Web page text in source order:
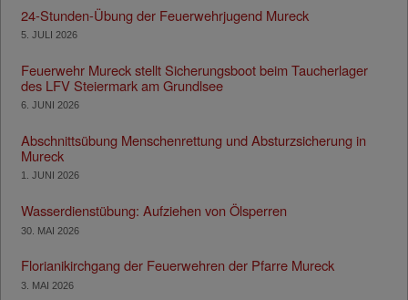
24-Stunden-Übung der Feuerwehrjugend Mureck
5. JULI 2026
Feuerwehr Mureck stellt Sicherungsboot beim Taucherlager
des LFV Steiermark am Grundlsee
6. JUNI 2026
Abschnittsübung Menschenrettung und Absturzsicherung in
Mureck
1. JUNI 2026
Wasserdienstübung: Aufziehen von Ölsperren
30. MAI 2026
Florianikirchgang der Feuerwehren der Pfarre Mureck
3. MAI 2026